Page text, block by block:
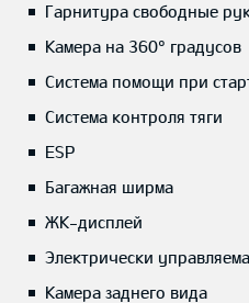
Гарнитура свободные
Камера на 360° градусов
Система помощи при
Система контроля тяги
ESP
Багажная ширма
ЖК-дисплей
Электрически
Камера заднего вида